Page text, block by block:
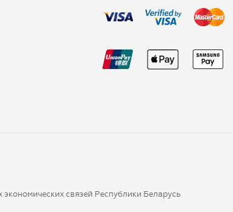
связей Республики Беларусь